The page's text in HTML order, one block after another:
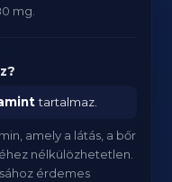
mg.
tartalmaz.
amely a látás, a bőr
nélkülözhetetlen.
érdemes